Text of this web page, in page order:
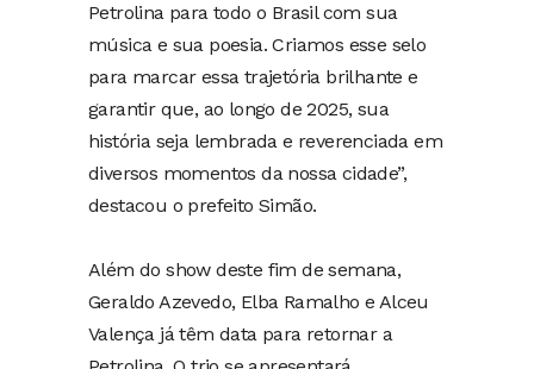
Petrolina para todo o Brasil com sua
música e sua poesia. Criamos esse selo
para marcar essa trajetória brilhante e
garantir que, ao longo de 2025, sua
história seja lembrada e reverenciada em
diversos momentos da nossa cidade”,
destacou o prefeito Simão.
Além do show deste fim de semana,
Geraldo Azevedo, Elba Ramalho e Alceu
Valença já têm data para retornar a